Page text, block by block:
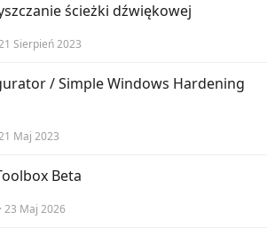
ścieżki dźwiękowej
Sierpień 2023
/ Simple Windows Hardening
Maj 2023
Beta
23 Maj 2026